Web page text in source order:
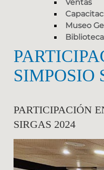
Ventas
Museo
Biblioteca
SIMPOSIO
PARTICIPACIÓN
SIRGAS 2024